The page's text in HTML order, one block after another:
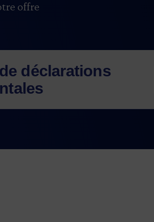
offre
déclarations
vos objectifs de performance